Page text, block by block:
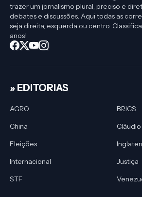
trazer um jornalismo plural, preciso e
debates e discussões. Aqui todas as
seja direita, esquerda ou centro.
anos!
» EDITORIAS
AGRO
BRICS
China
Eleições
Internacional
Justiça
STF